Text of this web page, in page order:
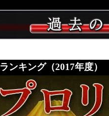
ランキング（2017年度）